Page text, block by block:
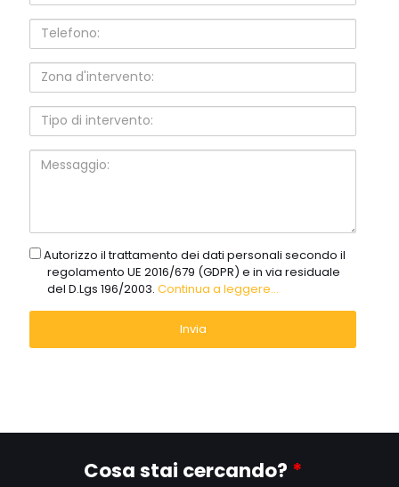
Telefono:
Zona
d'intervento:
Tipo
intervento:
Messaggio:
gdprAutorizzo il trattamento dei dati personali secondo il
regolamento UE 2016/679 (GDPR) e in via residuale
del D.Lgs 196/2003. Continua a leggere...
Cosa stai cercando? *